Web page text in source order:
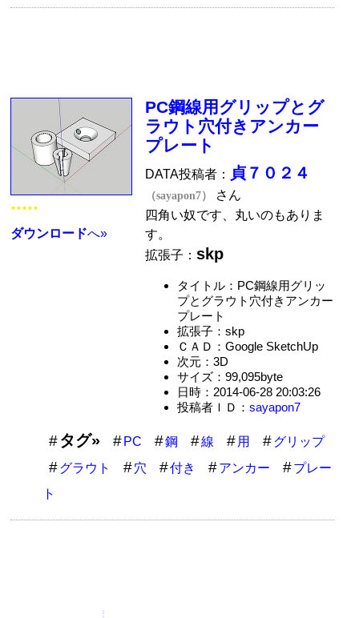
★★★★★
ダウンロードへ»
PC鋼線用グリップとグ
ラウト穴付きアンカー
プレート
DATA投稿者： 貞７０２４
（sayapon7）
さん
四角い奴です、丸いのもありま
す。
拡張子：skp
タイトル：PC鋼線用グリッ
プとグラウト穴付きアンカー
プレート
拡張子：skp
ＣＡＤ：Google SketchUp
次元：3D
サイズ：99,095byte
日時：2014-06-28 20:03:26
投稿者ＩＤ： sayapon7
タグ» PC 鋼 線 用
グリップ
グラウト
穴 付き アンカー
プレー
ト